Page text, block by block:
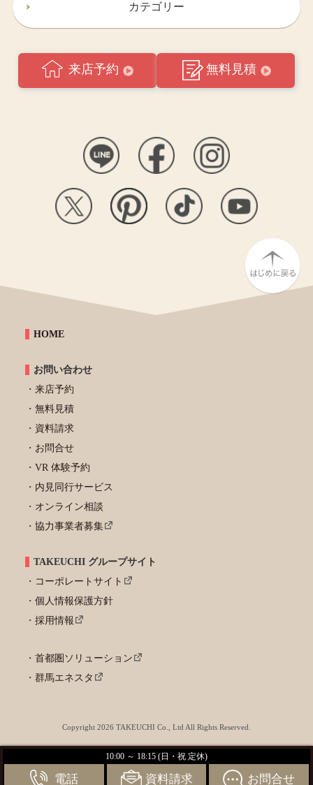
カテゴリー
来店予約 無料見積
HOME
お問い合わせ
来店予約
無料見積
資料請求
お問合せ
VR 体験予約
内見同行サービス
オンライン相談
協力事業者募集
TAKEUCHI グループサイト
コーポレートサイト
個人情報保護方針
採用情報
首都圏ソリューション
群馬エネスタ
Copyright 2026 TAKEUCHI Co., Ltd All Rights Reserved.
10:00 ～ 18:15 (日・祝 定休)
電話 資料請求 お問合せ